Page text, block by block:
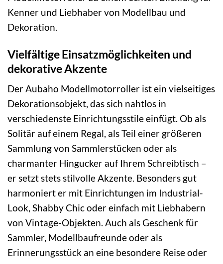
Kenner und Liebhaber von Modellbau und
Dekoration.
Vielfältige Einsatzmöglichkeiten und
dekorative Akzente
Der Aubaho Modellmotorroller ist ein vielseitiges
Dekorationsobjekt, das sich nahtlos in
verschiedenste Einrichtungsstile einfügt. Ob als
Solitär auf einem Regal, als Teil einer größeren
Sammlung von Sammlerstücken oder als
charmanter Hingucker auf Ihrem Schreibtisch –
er setzt stets stilvolle Akzente. Besonders gut
harmoniert er mit Einrichtungen im Industrial-
Look, Shabby Chic oder einfach mit Liebhabern
von Vintage-Objekten. Auch als Geschenk für
Sammler, Modellbaufreunde oder als
Erinnerungsstück an eine besondere Reise oder